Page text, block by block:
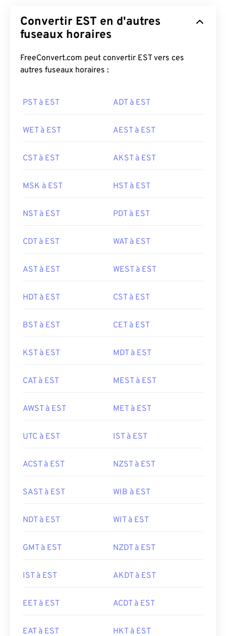
Convertir EST en d'autres
fuseaux horaires
FreeConvert.com peut convertir EST vers ces
autres fuseaux horaires :
PST à EST ADT à EST
WET à EST AEST à EST
CST à EST AKST à EST
MSK à EST HST à EST
NST à EST PDT à EST
CDT à EST WAT à EST
AST à EST WEST à EST
HDT à EST CST à EST
BST à EST CET à EST
KST à EST MDT à EST
CAT à EST MEST à EST
AWST à EST MET à EST
UTC à EST IST à EST
ACST à EST NZST à EST
SAST à EST WIB à EST
NDT à EST WIT à EST
GMT à EST NZDT à EST
IST à EST AKDT à EST
EET à EST ACDT à EST
EAT à EST HKT à EST